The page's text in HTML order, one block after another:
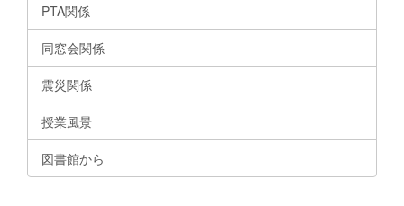
PTA関係
同窓会関係
震災関係
授業風景
図書館から